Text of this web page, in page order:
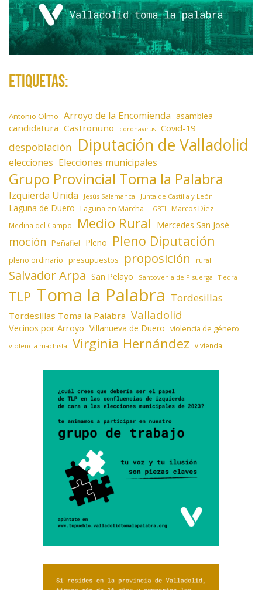
Etiquetas:
Antonio Olmo Arroyo de la Encomienda asamblea
candidatura Castronuño coronavirus Covid-19
despoblación Diputación de Valladolid
elecciones Elecciones municipales
Grupo Provincial Toma la Palabra
Izquierda Unida Jesús Salamanca Junta de Castilla y León
Laguna de Duero Laguna en Marcha LGBTI Marcos Díez
Medina del Campo Medio Rural Mercedes San José
moción Peñafiel Pleno Pleno Diputación
pleno ordinario presupuestos proposición rural
Salvador Arpa San Pelayo Santovenia de Pisuerga Tiedra
TLP Toma la Palabra Tordesillas
Tordesillas Toma la Palabra Valladolid
Vecinos por Arroyo Villanueva de Duero violencia de género
violencia machista Virginia Hernández vivienda